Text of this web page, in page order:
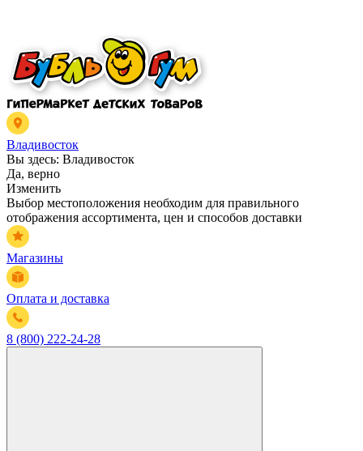
Владивосток
Вы здесь: Владивосток
Да, верно
Изменить
Выбор местоположения необходим для правильного
отображения ассортимента, цен и способов доставки
Магазины
Оплата и доставка
8 (800) 222-24-28